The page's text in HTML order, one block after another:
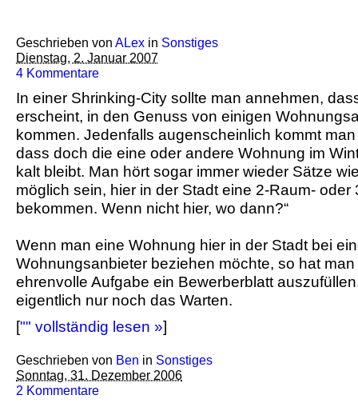
Geschrieben von ALex in Sonstiges
Dienstag, 2. Januar 2007
4 Kommentare
In einer Shrinking-City sollte man annehmen,
erscheint, in den Genuss von einigen
kommen. Jedenfalls augenscheinlich kommt
dass doch die eine oder andere Wohnung im
kalt bleibt. Man hört sogar immer wieder Sätze
möglich sein, hier in der Stadt eine 2-Raum-
bekommen. Wenn nicht hier, wo dann?“
Wenn man eine Wohnung hier in der Stadt bei
Wohnungsanbieter beziehen möchte, so hat
ehrenvolle Aufgabe ein Bewerberblatt
eigentlich nur noch das Warten.
["" vollständig lesen »]
Geschrieben von Ben in Sonstiges
Sonntag, 31. Dezember 2006
2 Kommentare